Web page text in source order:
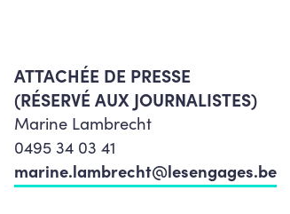
ATTACHÉE DE PRESSE
(RÉSERVÉ AUX JOURNALISTES)
Marine Lambrecht
0495 34 03 41
marine.lambrecht@lesengages.be